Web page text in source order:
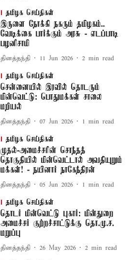
தமிழக செய்திகள்
இருளை நோக்கி நகரும் தமிழகம்..
வேடிக்கை பார்க்கும் அரசு - எடப்பாடி
பழனிசாமி
தினத்தந்தி 11 Jun 2026 2 min read
தமிழக செய்திகள்
சென்னையில் இரவில் தொடரும்
மின்வெட்டு: பொதுமக்கள் சாலை
மறியல்
தினத்தந்தி 07 Jun 2026 1 min read
தமிழக செய்திகள்
முதல்-அமைச்சரின் சொந்தத்
தொகுதியில் மின்வெட்டால் அவதியுறும்
மக்கள்! - நயினார் நாகேந்திரன்
தினத்தந்தி 05 Jun 2026 1 min read
தமிழக செய்திகள்
தொடர் மின்வெட்டு புகார்: மின்துறை
அமைச்சர் குற்றச்சாட்டுக்கு தொ.மு.ச.
மறுப்பு
தினத்தந்தி 26 May 2026 2 min read